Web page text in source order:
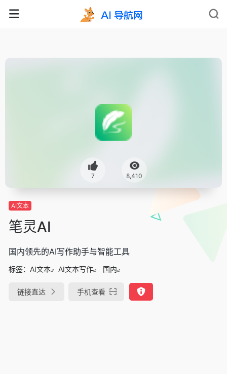
7 8,410
AI文本
笔灵AI
国内领先的AI写作助手与智能工具
标签： AI文本 AI文本写作 国内
链接直达 手机查看